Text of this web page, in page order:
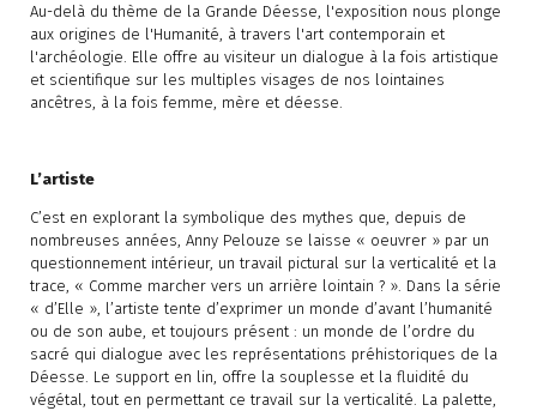
Au-delà du thème de la Grande Déesse, l'exposition nous plonge
aux origines de l'Humanité, à travers l'art contemporain et
l'archéologie. Elle offre au visiteur un dialogue à la fois artistique
et scientifique sur les multiples visages de nos lointaines
ancêtres, à la fois femme, mère et déesse.
L’artiste
C’est en explorant la symbolique des mythes que, depuis de
nombreuses années, Anny Pelouze se laisse « oeuvrer » par un
questionnement intérieur, un travail pictural sur la verticalité et la
trace, « Comme marcher vers un arrière lointain ? ». Dans la série
« d’Elle », l’artiste tente d’exprimer un monde d’avant l’humanité
ou de son aube, et toujours présent : un monde de l’ordre du
sacré qui dialogue avec les représentations préhistoriques de la
Déesse. Le support en lin, offre la souplesse et la fluidité du
végétal, tout en permettant ce travail sur la verticalité. La palette,